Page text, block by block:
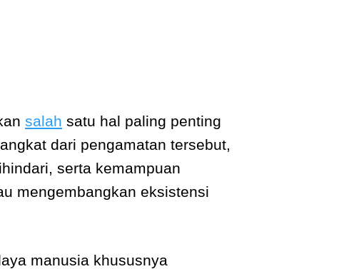
salah satu hal paling penting
dari pengamatan tersebut,
serta kemampuan
mengembangkan eksistensi
manusia khususnya